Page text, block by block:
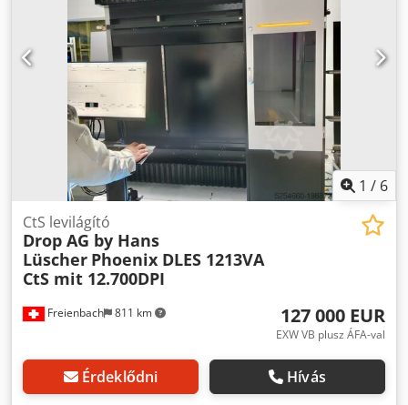
1 / 6
Freienbach 811 km
CtS levilágító
Drop AG by Hans
Lüscher Phoenix DLES 1213VA
CtS mit 12.700DPI
127 000 EUR
EXW VB plusz ÁFA-val
Érdeklődni Hívás